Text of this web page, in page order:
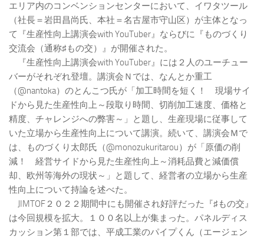
エリア内のコンベンションセンターにおいて、イワタツール
（社長＝岩田昌尚氏、本社＝名古屋市守山区）が主体となっ
て『生産性向上講演会with YouTuber』ならびに『ものづくり
交流会（通称♯もの交）』が開催された。
『生産性向上講演会with YouTuber』には２人のユーチュー
バーがそれぞれ登壇。講演会Ｎでは、なんとか重工
（@nantoka）のとんこつ氏が「加工時間を短く！ 現場サイ
ドから見た生産性向上～段取り時間、切削加工速度、価格と
精度、チャレンジへの弊害～」と題し、生産現場に従事して
いた立場から生産性向上について講演。続いて、講演会Ｍで
は、ものづくり太郎氏（@monozukuritarou）が「原価の削
減！ 経営サイドから見た生産性向上～消耗品費と減価償
却、欧州等海外の現状～」と題して、経営者の立場から生産
性向上について持論を述べた。
JIMTOF２０２２期間中にも開催され好評だった『♯もの交』
は今回規模を拡大。１００名以上が集まった。パネルディス
カッション第１部では、平成工業のパイプくん（エージェン